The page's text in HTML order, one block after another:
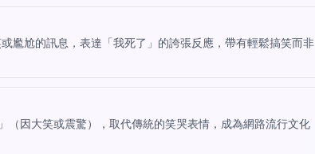
尷尬的訊息，表達「我死了」的誇張反應，帶有輕鬆搞笑而非
（因大笑或震驚），取代傳統的笑哭表情，成為網路流行文化